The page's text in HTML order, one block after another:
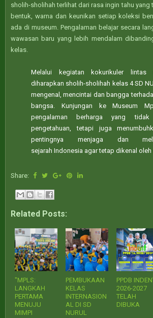
sholih-sholihah terlihat dari rasa ingin tahu
bentuk, warna dan keunikan setiap koleksi
ada di museum. Pengalaman belajar secara
wawasan baru yang lebih mendalam
kelas.
Melalui kegiatan kokurikuler lintas
diharapkan sholih-sholihah kelas 4 SD
mengenal, mencintai dan bangga
bangsa. Kunjungan ke Museum
pengalaman berharga yang tidak
pengetahuan, tetapi juga
pentingnya menjaga dan
sejarah Indonesia agar tetap dikenal oleh
Share:
Related Posts:
"MPLS:
LANGKAH
PERTAMA
MENUJU
MIMPI
PEMBUKAAN
KELAS
INTERNASION
AL DI SD
NURUL
PPDB
2026-2027
TELAH
DIBUKA